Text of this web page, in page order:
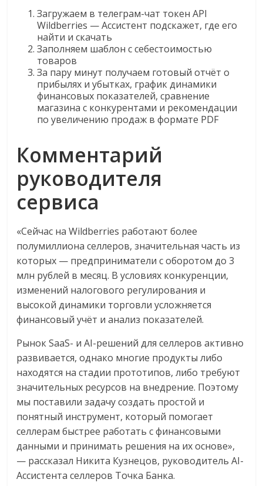
Загружаем в телеграм-чат токен API
Wildberries — Ассистент подскажет, где его
найти и скачать
Заполняем шаблон с себестоимостью
товаров
За пару минут получаем готовый отчёт о
прибылях и убытках, график динамики
финансовых показателей, сравнение
магазина с конкурентами и рекомендации
по увеличению продаж в формате PDF
Комментарий
руководителя
сервиса
«Сейчас на Wildberries работают более
полумиллиона селлеров, значительная часть из
которых — предприниматели с оборотом до 3
млн рублей в месяц. В условиях конкуренции,
изменений налогового регулирования и
высокой динамики торговли усложняется
финансовый учёт и анализ показателей.
Рынок SaaS- и AI-решений для селлеров активно
развивается, однако многие продукты либо
находятся на стадии прототипов, либо требуют
значительных ресурсов на внедрение. Поэтому
мы поставили задачу создать простой и
понятный инструмент, который помогает
селлерам быстрее работать с финансовыми
данными и принимать решения на их основе»,
— рассказал Никита Кузнецов, руководитель AI-
Ассистента селлеров Точка Банка.